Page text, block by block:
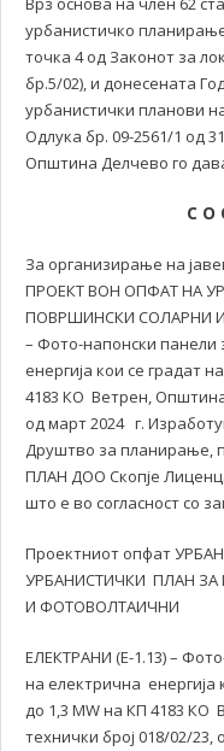
урбанистичко
точка 4 од Законот за
бр.5/02), и донесената
урбанистички планови
Одлука бр. 09-2561/1 од
Општина Делчево го
С О
За организирање на
ПРОЕКТ ВОН ОПФАТ НА
ПОВРШИНСКИ СОЛАРНИ И
– Фото-напонски панели
енергија кои се градат
4183 КО Ветрен,
од март 2024 г.
Друштво за планирање,
ПЛАН ДОО Скопје
што е во согласност со
Проектниот опфат
УРБАНИСТИЧКИ ПЛАН
И ФОТОВОЛТАИЧНИ
ЕЛЕКТРАНИ (Е-1.13) –
на електрична енергија
до 1,3 MW на КП 4183
технички број 018/02/